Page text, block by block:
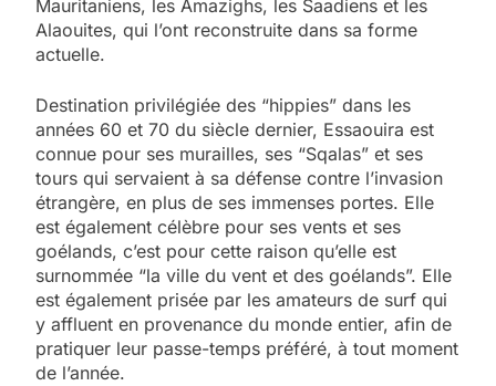
Mauritaniens, les Amazighs, les Saadiens et les
Alaouites, qui l’ont reconstruite dans sa forme
actuelle.
Destination privilégiée des “hippies” dans les
années 60 et 70 du siècle dernier, Essaouira est
connue pour ses murailles, ses “Sqalas” et ses
tours qui servaient à sa défense contre l’invasion
étrangère, en plus de ses immenses portes. Elle
est également célèbre pour ses vents et ses
goélands, c’est pour cette raison qu’elle est
surnommée “la ville du vent et des goélands”. Elle
est également prisée par les amateurs de surf qui
y affluent en provenance du monde entier, afin de
pratiquer leur passe-temps préféré, à tout moment
de l’année.